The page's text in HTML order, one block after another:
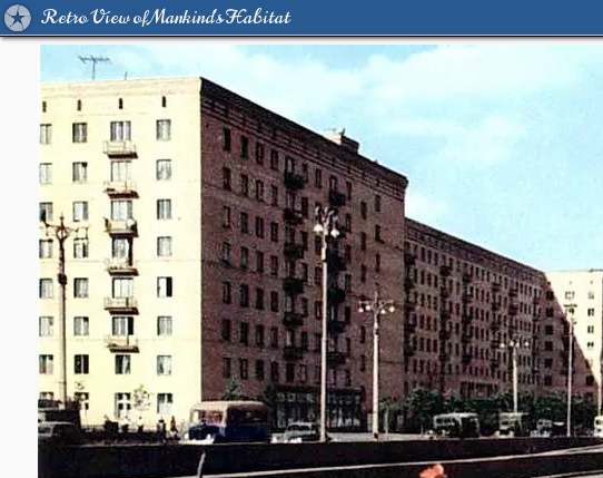
Retro View of Mankind's Habitat